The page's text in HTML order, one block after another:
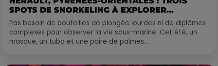
SPOTS DE SNORKELING À EXPLORER...
Pas besoin de bouteilles de plongée lourdes ni de diplômes
complexes pour observer la vie sous-marine. Cet été, un
masque, un tuba et une paire de palmes...